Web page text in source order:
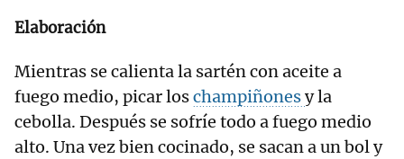
Elaboración
Mientras se calienta la sartén con aceite a
fuego medio, picar loschampiñonesy la
cebolla. Después se sofríe todo a fuego medio
alto. Una vez bien cocinado, se sacan a un bol y